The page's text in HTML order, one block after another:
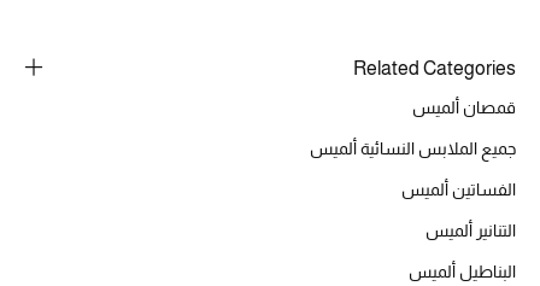
العناية الشخصية بالرجال
صُممت للرجال
تسوقوا للرجال
Related Categories
قمصان ألميس
جميع الملابس النسائية ألميس
الفساتين ألميس
التنانير ألميس
البناطيل ألميس